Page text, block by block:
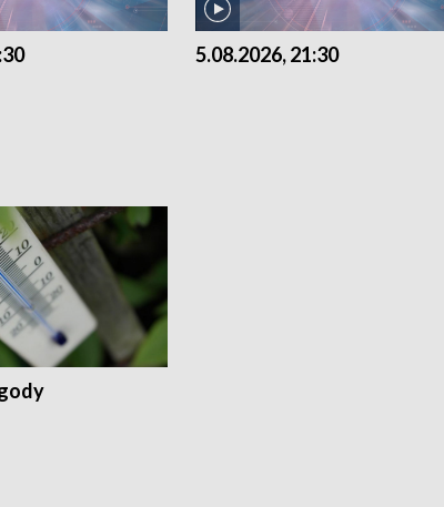
5.08.2026, 21:30